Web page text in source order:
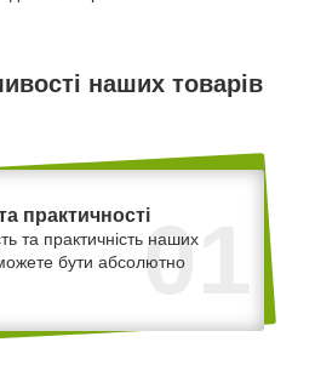
наших товарів
01
практичності
та практичність наших
бути абсолютно